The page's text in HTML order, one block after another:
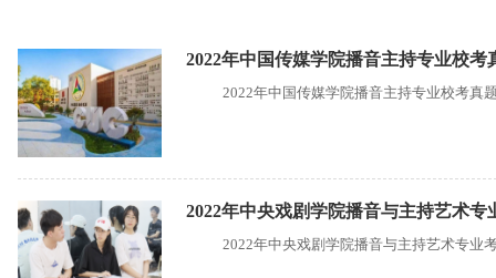
2022年中国传媒学院播音主持专业校考
2022年中国传媒学院播音主持专业校考真
2022年中央戏剧学院播音与主持艺术专
2022年中央戏剧学院播音与主持艺术专业